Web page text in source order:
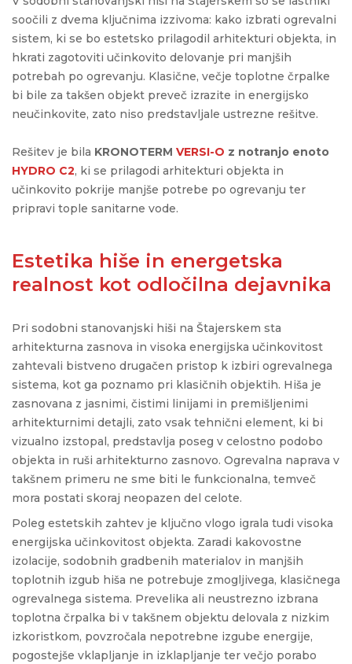
soočili z dvema ključnima izzivoma: kako izbrati ogrevalni
sistem, ki se bo estetsko prilagodil arhitekturi objekta, in
hkrati zagotoviti učinkovito delovanje pri manjših
potrebah po ogrevanju. Klasične, večje toplotne črpalke
bi bile za takšen objekt preveč izrazite in energijsko
neučinkovite, zato niso predstavljale ustrezne rešitve.
Rešitev je bila KRONOTERM VERSI-O z notranjo enoto
HYDRO C2, ki se prilagodi arhitekturi objekta in
učinkovito pokrije manjše potrebe po ogrevanju ter
pripravi tople sanitarne vode.
Estetika hiše in energetska
realnost kot odločilna dejavnika
Pri sodobni stanovanjski hiši na Štajerskem sta
arhitekturna zasnova in visoka energijska učinkovitost
zahtevali bistveno drugačen pristop k izbiri ogrevalnega
sistema, kot ga poznamo pri klasičnih objektih. Hiša je
zasnovana z jasnimi, čistimi linijami in premišljenimi
arhitekturnimi detajli, zato vsak tehnični element, ki bi
vizualno izstopal, predstavlja poseg v celostno podobo
objekta in ruši arhitekturno zasnovo. Ogrevalna naprava v
takšnem primeru ne sme biti le funkcionalna, temveč
mora postati skoraj neopazen del celote.
Poleg estetskih zahtev je ključno vlogo igrala tudi visoka
energijska učinkovitost objekta. Zaradi kakovostne
izolacije, sodobnih gradbenih materialov in manjših
toplotnih izgub hiša ne potrebuje zmogljivega, klasičnega
ogrevalnega sistema. Prevelika ali neustrezno izbrana
toplotna črpalka bi v takšnem objektu delovala z nizkim
izkoristkom, povzročala nepotrebne izgube energije,
pogostejše vklapljanje in izklapljanje ter večjo porabo